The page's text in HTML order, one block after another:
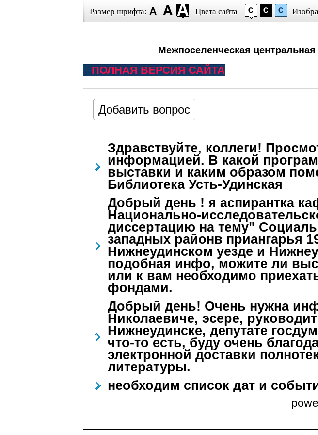
Размер шрифта: Цвета сайта
Межпоселенческая
ПОЛНАЯ ВЕРСИЯ САЙТА
Добавить вопрос
Здравствуйте, коллеги!
информацией. В какой
выставки и каким образом
Библиотека Усть-Удинская
Добрый день ! я аспирантка
Национально-
диссертацию на тему"
западных районв приангарья
Нижнеудинском уезде и
подобная инфо, можите ли
или к вам необходимо
фондами.
Добрый день! Очень нужна
Николаевиче, эсере,
Нижнеудинске, депутате
что-то есть, буду очень
электронной доставки
литературы.
необходим список дат и